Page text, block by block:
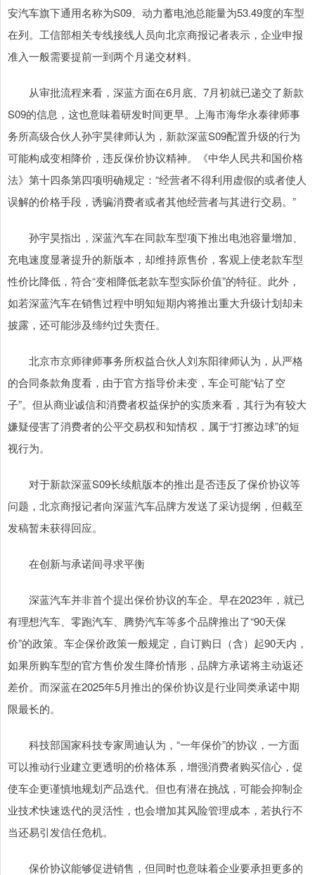
安汽车旗下通用名称为S09、动力蓄电池总能量为53.49度的车型
在列。工信部相关专线接线人员向北京商报记者表示，企业申报
准入一般需要提前一到两个月递交材料。
从审批流程来看，深蓝方面在6月底、7月初就已递交了新款
S09的信息，这也意味着研发时间更早。上海市海华永泰律师事
务所高级合伙人孙宇昊律师认为，新款深蓝S09配置升级的行为
可能构成变相降价，违反保价协议精神。《中华人民共和国价格
法》第十四条第四项明确规定：“经营者不得利用虚假的或者使人
误解的价格手段，诱骗消费者或者其他经营者与其进行交易。”
孙宇昊指出，深蓝汽车在同款车型项下推出电池容量增加、
充电速度显著提升的新版本，却维持原售价，客观上使老款车型
性价比降低，符合“变相降低老款车型实际价值”的特征。此外，
如若深蓝汽车在销售过程中明知短期内将推出重大升级计划却未
披露，还可能涉及缔约过失责任。
北京市京师律师事务所权益合伙人刘东阳律师认为，从严格
的合同条款角度看，由于官方指导价未变，车企可能“钻了空
子”。但从商业诚信和消费者权益保护的实质来看，其行为有较大
嫌疑侵害了消费者的公平交易权和知情权，属于“打擦边球”的短
视行为。
对于新款深蓝S09长续航版本的推出是否违反了保价协议等
问题，北京商报记者向深蓝汽车品牌方发送了采访提纲，但截至
发稿暂未获得回应。
在创新与承诺间寻求平衡
深蓝汽车并非首个提出保价协议的车企。早在2023年，就已
有理想汽车、零跑汽车、腾势汽车等多个品牌推出了“90天保
价”的政策。车企保价政策一般规定，自订购日（含）起90天内，
如果所购车型的官方售价发生降价情形，品牌方承诺将主动返还
差价。而深蓝在2025年5月推出的保价协议是行业同类承诺中期
限最长的。
科技部国家科技专家周迪认为，“一年保价”的协议，一方面
可以推动行业建立更透明的价格体系，增强消费者购买信心，促
使车企更谨慎地规划产品迭代。但也有潜在挑战，可能会抑制企
业技术快速迭代的灵活性，也会增加其风险管理成本，若执行不
当还易引发信任危机。
保价协议能够促进销售，但同时也意味着企业要承担更多的